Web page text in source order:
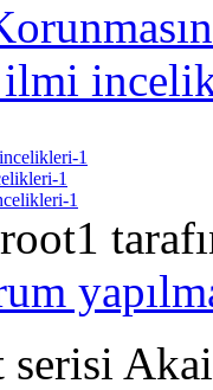
ilmi
1
1
1
serisi